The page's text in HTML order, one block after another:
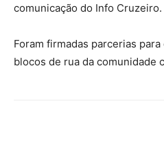
comunicação do Info Cruzeiro.
Foram firmadas parcerias
blocos de rua da comunidade